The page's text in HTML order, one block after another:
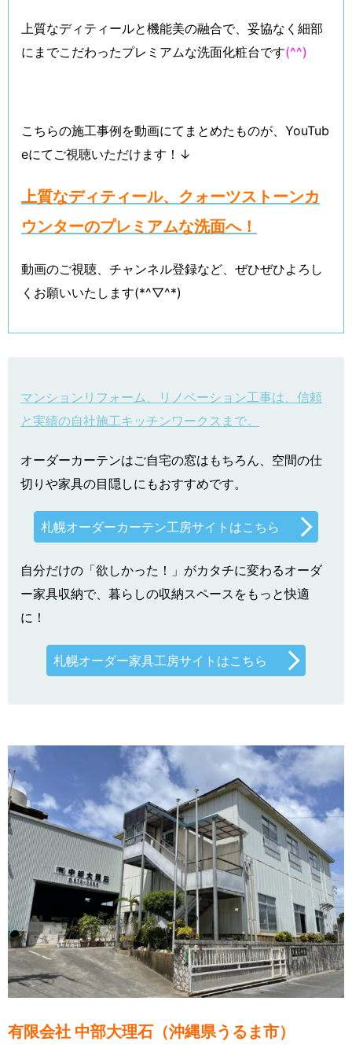
上質なディティールと機能美の融合で、妥協なく細部
にまでこだわったプレミアムな洗面化粧台です(^^)
こちらの施工事例を動画にてまとめたものが、YouTub
eにてご視聴いただけます！↓
上質なディティール、クォーツストーンカ
ウンターのプレミアムな洗面へ！
動画のご視聴、チャンネル登録など、ぜひぜひよろし
くお願いいたします(*^▽^*)
マンションリフォーム、リノベーション工事は、信頼
と実績の自社施工キッチンワークスまで。
オーダーカーテンはご自宅の窓はもちろん、空間の仕
切りや家具の目隠しにもおすすめです。
札幌オーダーカーテン工房サイトはこちら
自分だけの「欲しかった！」がカタチに変わるオーダ
ー家具収納で、暮らしの収納スペースをもっと快適
に！
札幌オーダー家具工房サイトはこちら
有限会社 中部大理石（沖縄県うるま市）